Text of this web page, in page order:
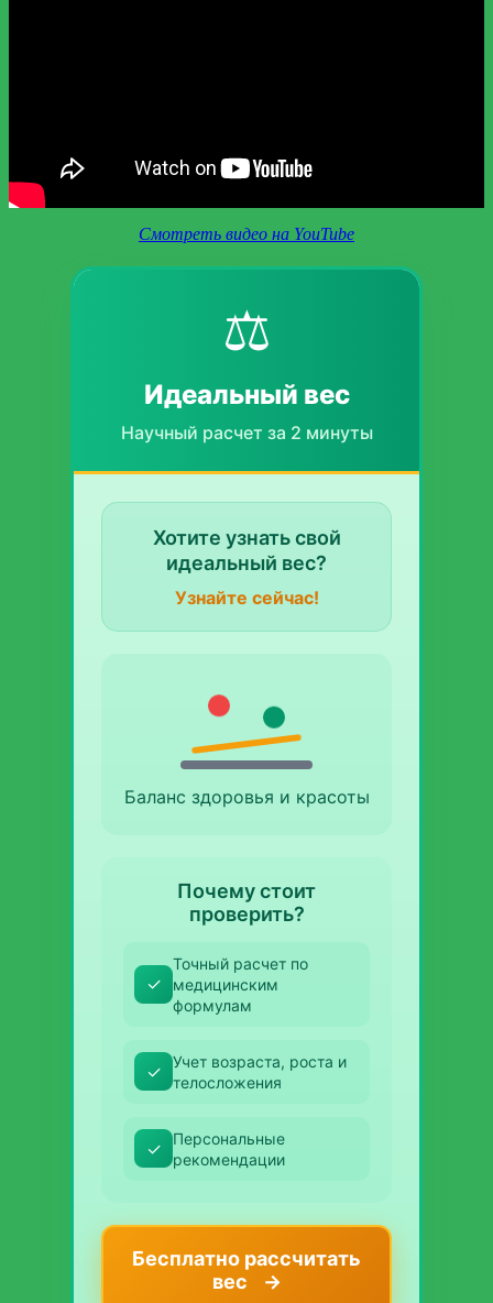
Смотреть видео на YouTube
⚖️
Идеальный вес
Научный расчет за 2 минуты
Хотите узнать свой
идеальный вес?
Узнайте сейчас!
Баланс здоровья и красоты
Почему стоит
проверить?
✓
Точный расчет по
медицинским
формулам
✓
Учет возраста, роста и
телосложения
✓
Персональные
рекомендации
Бесплатно рассчитать
вес
→